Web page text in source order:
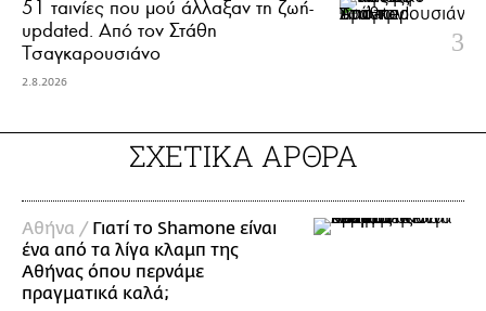
51 ταινίες που μού άλλαξαν τη ζωή-
updated. Aπό τον Στάθη
Τσαγκαρουσιάνο
2.8.2026
ΣΧΕΤΙΚΑ ΑΡΘΡΑ
Αθήνα / Γιατί το Shamone είναι
ένα από τα λίγα κλαμπ της
Αθήνας όπου περνάμε
πραγματικά καλά;